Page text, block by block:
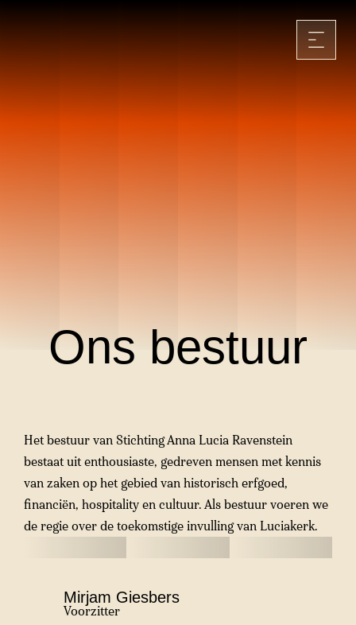
Ons bestuur
Het bestuur van Stichting Anna Lucia Ravenstein
bestaat uit enthousiaste, gedreven mensen met kennis
van zaken op het gebied van historisch erfgoed,
financiën, hospitality en cultuur. Als bestuur voeren we
de regie over de toekomstige invulling van Luciakerk.
Mirjam Giesbers
Voorzitter